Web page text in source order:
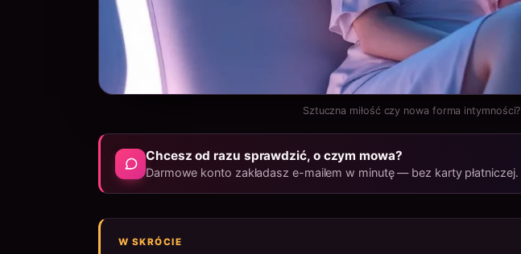
Sztuczna miłość czy nowa forma intymności?
Chcesz od razu sprawdzić, o czym mowa?
Darmowe konto zakładasz e-mailem w minutę — bez karty płatniczej.
W SKRÓCIE